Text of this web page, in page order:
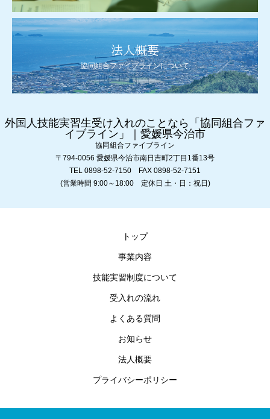
法人概要
協同組合ファイブラインについて
外国人技能実習生受け入れのことなら「協同組合ファ
イブライン」｜愛媛県今治市
協同組合ファイブライン
〒794-0056 愛媛県今治市南日吉町2丁目1番13号
TEL 0898-52-7150 FAX 0898-52-7151
(営業時間 9:00～18:00 定休日 土・日：祝日)
トップ
事業内容
技能実習制度について
受入れの流れ
よくある質問
お知らせ
法人概要
プライバシーポリシー